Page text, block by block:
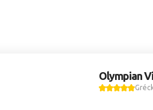
Olympian